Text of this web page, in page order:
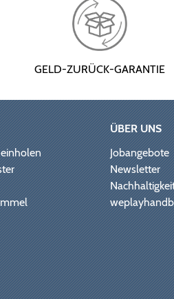
GELD-ZURÜCK-GARANTIE
ÜBER UNS
Jobangebote
Newsletter